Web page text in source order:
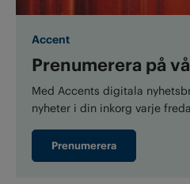
Accent
Prenumerera på
Med Accents digitala
nyheter i din inkorg varje
Prenumerera